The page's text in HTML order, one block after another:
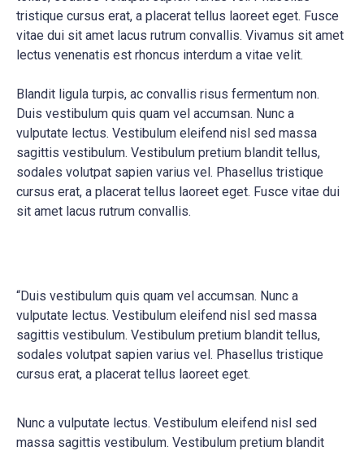
tristique cursus erat, a placerat tellus laoreet eget. Fusce
vitae dui sit amet lacus rutrum convallis. Vivamus sit amet
lectus venenatis est rhoncus interdum a vitae velit.
Blandit ligula turpis, ac convallis risus fermentum non.
Duis vestibulum quis quam vel accumsan. Nunc a
vulputate lectus. Vestibulum eleifend nisl sed massa
sagittis vestibulum. Vestibulum pretium blandit tellus,
sodales volutpat sapien varius vel. Phasellus tristique
cursus erat, a placerat tellus laoreet eget. Fusce vitae dui
sit amet lacus rutrum convallis.
“Duis vestibulum quis quam vel accumsan. Nunc a
vulputate lectus. Vestibulum eleifend nisl sed massa
sagittis vestibulum. Vestibulum pretium blandit tellus,
sodales volutpat sapien varius vel. Phasellus tristique
cursus erat, a placerat tellus laoreet eget.
Nunc a vulputate lectus. Vestibulum eleifend nisl sed
massa sagittis vestibulum. Vestibulum pretium blandit